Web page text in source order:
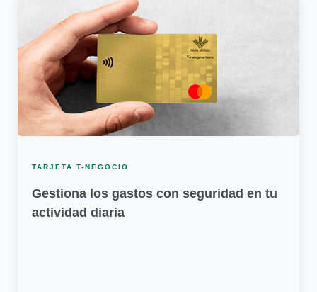
TARJETA T-NEGOCIO
Gestiona los gastos con seguridad en tu
actividad diaria